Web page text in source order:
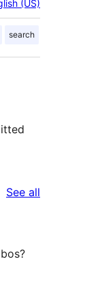
(US)
search
See all